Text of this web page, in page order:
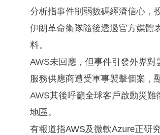
分析指事件削弱數碼經濟信心，
伊朗革命衛隊隨後透過官方媒體
料。
AWS未回應，但事件引發外界
服務供應商遭受軍事襲擊個案，
AWS其後呼籲全球客戶啟動災
地區。
有報道指AWS及微軟Azure正研